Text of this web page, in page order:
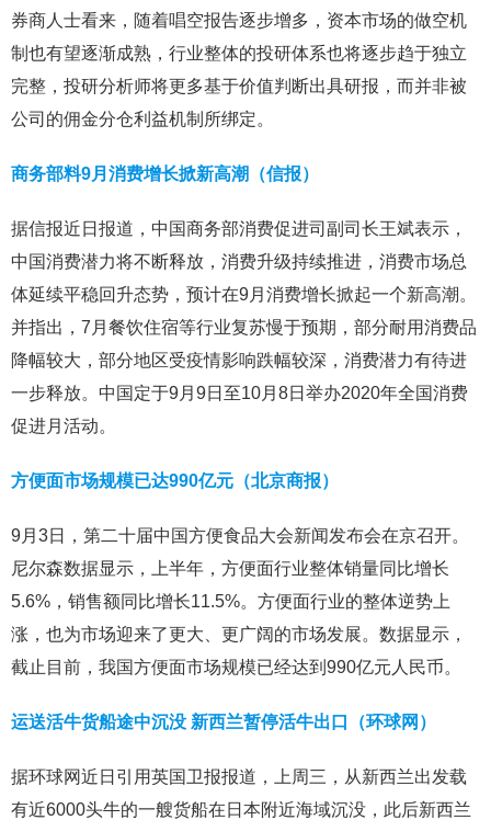
券商人士看来，随着唱空报告逐步增多，资本市场的做空机
制也有望逐渐成熟，行业整体的投研体系也将逐步趋于独立
完整，投研分析师将更多基于价值判断出具研报，而并非被
公司的佣金分仓利益机制所绑定。
商务部料9月消费增长掀新高潮（信报）
据信报近日报道，中国商务部消费促进司副司长王斌表示，
中国消费潜力将不断释放，消费升级持续推进，消费市场总
体延续平稳回升态势，预计在9月消费增长掀起一个新高潮。
并指出，7月餐饮住宿等行业复苏慢于预期，部分耐用消费品
降幅较大，部分地区受疫情影响跌幅较深，消费潜力有待进
一步释放。中国定于9月9日至10月8日举办2020年全国消费
促进月活动。
方便面市场规模已达990亿元（北京商报）
9月3日，第二十届中国方便食品大会新闻发布会在京召开。
尼尔森数据显示，上半年，方便面行业整体销量同比增长
5.6%，销售额同比增长11.5%。方便面行业的整体逆势上
涨，也为市场迎来了更大、更广阔的市场发展。数据显示，
截止目前，我国方便面市场规模已经达到990亿元人民币。
运送活牛货船途中沉没 新西兰暂停活牛出口（环球网）
据环球网近日引用英国卫报报道，上周三，从新西兰出发载
有近6000头牛的一艘货船在日本附近海域沉没，此后新西兰